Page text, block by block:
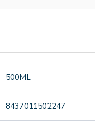
500ML
8437011502247